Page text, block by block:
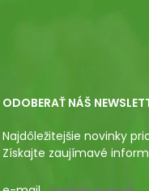
ODOBERAŤ NÁŠ
Najdôležitejšie novinky
Získajte zaujímavé